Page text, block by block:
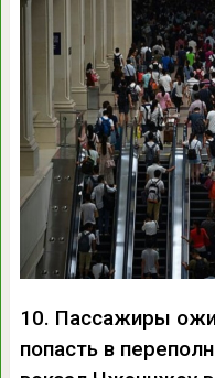
10. Пассажиры
попасть в